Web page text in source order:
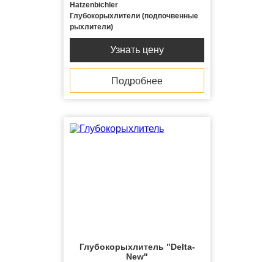
Hatzenbichler
Глубокорыхлители (подпочвенные
рыхлители)
Узнать цену
Подробнее
Глубокорыхлитель "Delta-
New"